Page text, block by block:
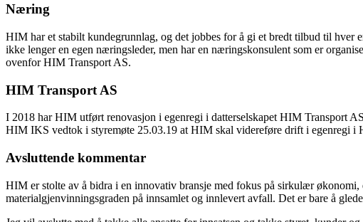
Næring
HIM har et stabilt kundegrunnlag, og det jobbes for å gi et bredt tilbud til
ikke lenger en egen næringsleder, men har en næringskonsulent som er
ovenfor HIM Transport AS.
HIM Transport AS
I 2018 har HIM utført renovasjon i egenregi i datterselskapet HIM Transport
HIM IKS vedtok i styremøte 25.03.19 at HIM skal videreføre drift i egenregi i
Avsluttende kommentar
HIM er stolte av å bidra i en innovativ bransje med fokus på sirkulær
materialgjenvinningsgraden på innsamlet og innlevert avfall. Det er bare å